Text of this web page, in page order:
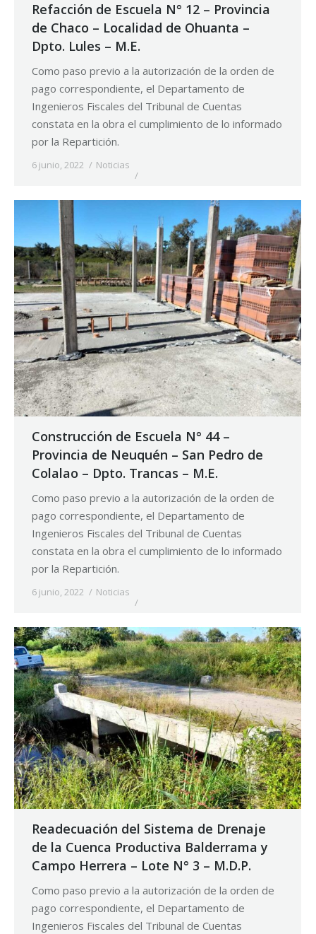
Refacción de Escuela N° 12 – Provincia
de Chaco – Localidad de Ohuanta –
Dpto. Lules – M.E.
Como paso previo a la autorización de la orden de
pago correspondiente, el Departamento de
Ingenieros Fiscales del Tribunal de Cuentas
constata en la obra el cumplimiento de lo informado
por la Repartición.
6 junio, 2022 Noticias
Construcción de Escuela N° 44 –
Provincia de Neuquén – San Pedro de
Colalao – Dpto. Trancas – M.E.
Como paso previo a la autorización de la orden de
pago correspondiente, el Departamento de
Ingenieros Fiscales del Tribunal de Cuentas
constata en la obra el cumplimiento de lo informado
por la Repartición.
6 junio, 2022 Noticias
Readecuación del Sistema de Drenaje
de la Cuenca Productiva Balderrama y
Campo Herrera – Lote N° 3 – M.D.P.
Como paso previo a la autorización de la orden de
pago correspondiente, el Departamento de
Ingenieros Fiscales del Tribunal de Cuentas